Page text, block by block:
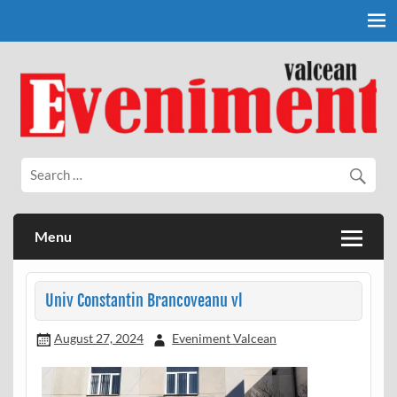
Eveniment Valcean
Menu
Univ Constantin Brancoveanu vl
August 27, 2024 Eveniment Valcean